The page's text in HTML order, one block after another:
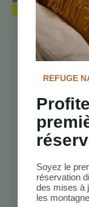
oiseaux du Costa
Sentiers
Costa
lodges
des
REFUGE
Soyez le
réservation
des mises à
les